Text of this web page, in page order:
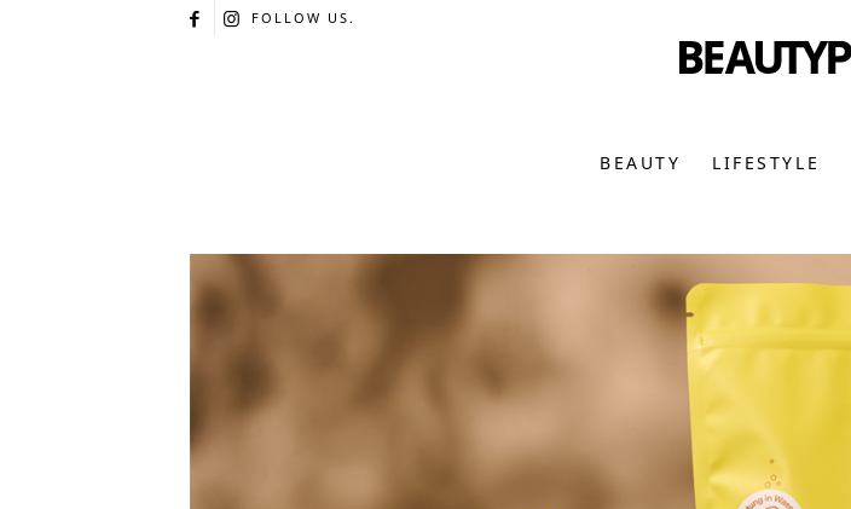
FOLLOW US.
BEAUTY LIFESTYLE